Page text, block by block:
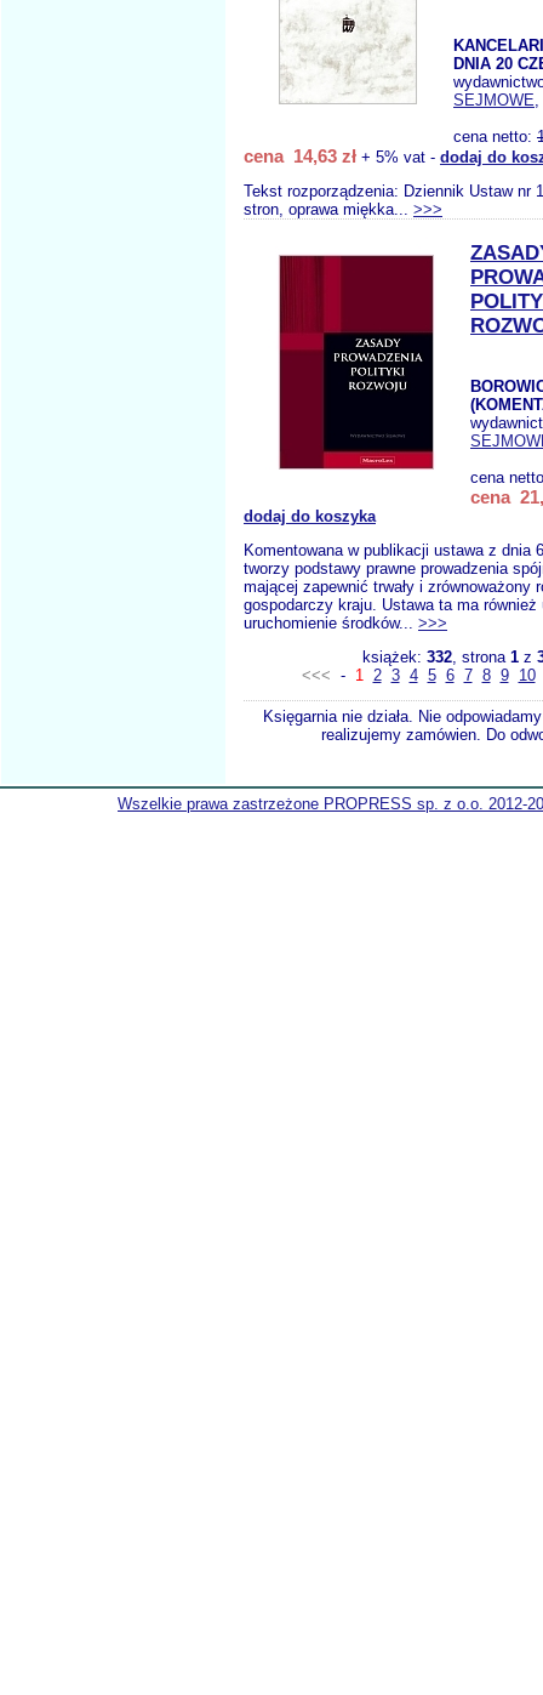
DNIA 20
SEJMOWE,
cena netto:
cena 14,63 zł + 5% vat - dodaj do
Tekst rozporządzenia: Dziennik Ustaw nr
stron, oprawa miękka... >>>
cena
cena
dodaj do koszyka
Komentowana w publikacji ustawa z dnia
tworzy podstawy prawne prowadzenia
mającej zapewnić trwały i zrównoważony
gospodarczy kraju. Ustawa ta ma również
uruchomienie środków... >>>
książek: 332, strona 1z
<<< - 1 2 3 4 5 6 7 8 9 10
Księgarnia nie działa. Nie
realizujemy zamówien. Do
Wszelkie prawa zastrzeżone PROPRESS sp. z o.o. 2012-